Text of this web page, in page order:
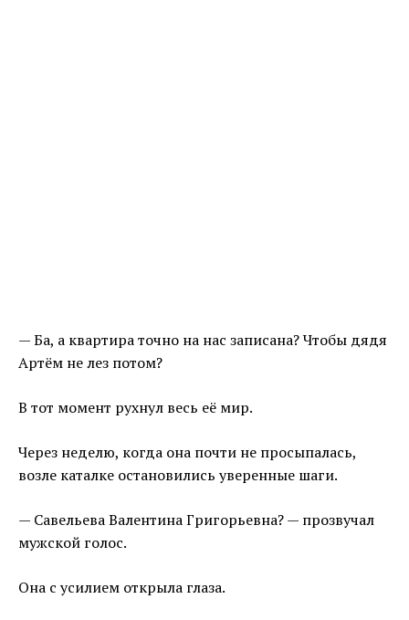
— Ба, а квартира точно на нас записана? Чтобы дядя
Артём не лез потом?
В тот момент рухнул весь её мир.
Через неделю, когда она почти не просыпалась,
возле каталке остановились уверенные шаги.
— Савельева Валентина Григорьевна? — прозвучал
мужской голос.
Она с усилием открыла глаза.